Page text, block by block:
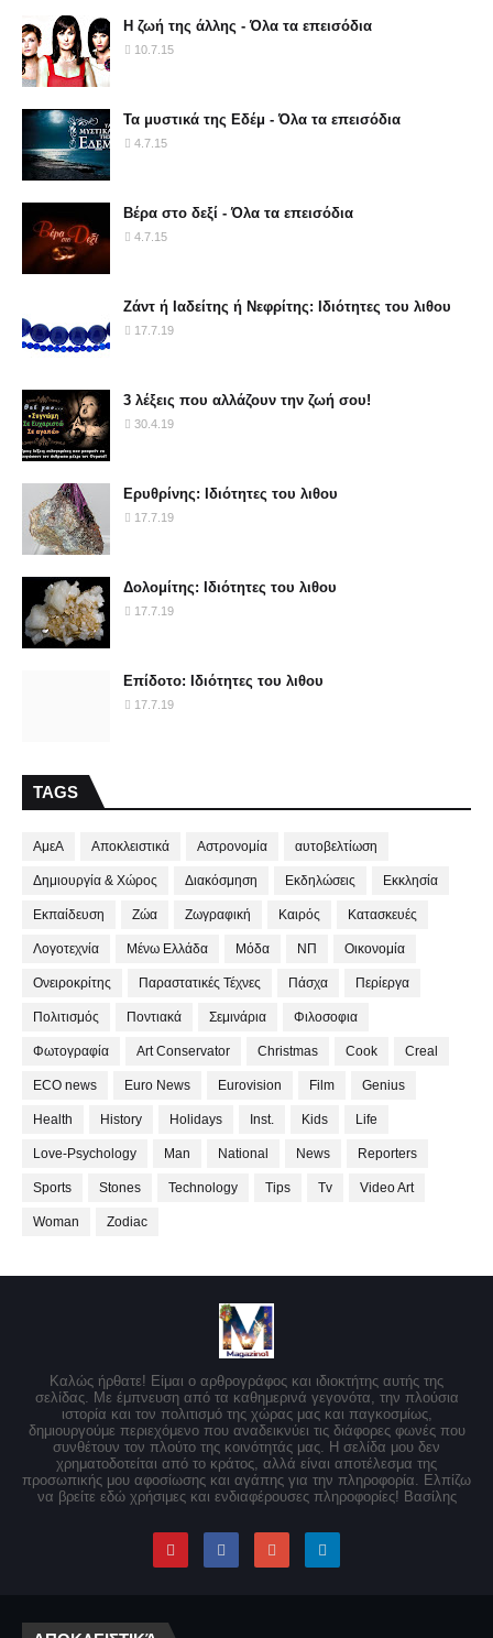
Η ζωή της άλλης - Όλα τα επεισόδια
10.7.15
Τα μυστικά της Εδέμ - Όλα τα επεισόδια
4.7.15
Βέρα στο δεξί - Όλα τα επεισόδια
4.7.15
Ζάντ ή Ιαδείτης ή Νεφρίτης: Ιδιότητες του λιθου
17.7.19
3 λέξεις που αλλάζουν την ζωή σου!
30.4.19
Ερυθρίνης: Ιδιότητες του λιθου
17.7.19
Δολομίτης: Ιδιότητες του λιθου
17.7.19
Επίδοτο: Ιδιότητες του λιθου
17.7.19
TAGS
ΑμεΑ Αποκλειστικά Αστρονομία αυτοβελτίωση
Δημιουργία & Χώρος Διακόσμηση Εκδηλώσεις Εκκλησία
Εκπαίδευση Ζώα Ζωγραφική Καιρός Κατασκευές
Λογοτεχνία Μένω Ελλάδα Μόδα ΝΠ Οικονομία
Ονειροκρίτης Παραστατικές Τέχνες Πάσχα Περίεργα
Πολιτισμός Ποντιακά Σεμινάρια Φιλοσοφια
Φωτογραφία Art Conservator Christmas Cook Creal
ECO news Euro News Eurovision Film Genius
Health History Holidays Inst. Kids Life
Love-Psychology Man National News Reporters
Sports Stones Technology Tips Tv Video Art
Woman Zodiac
Καλώς ήρθατε! Είμαι ο αρθρογράφος και ιδιοκτήτης αυτής της
σελίδας. Με έμπνευση από τα καθημερινά γεγονότα, την πλούσια
ιστορία και τον πολιτισμό της χώρας μας και παγκοσμίως,
δημιουργούμε περιεχόμενο που αναδεικνύει τις διάφορες φωνές που
συνθέτουν τον πλούτο της κοινότητάς μας. Η σελίδα μου δεν
χρηματοδοτείται από το κράτος, αλλά είναι αποτέλεσμα της
προσωπικής μου αφοσίωσης και αγάπης για την πληροφορία. Ελπίζω
να βρείτε εδώ χρήσιμες και ενδιαφέρουσες πληροφορίες! Βασίλης